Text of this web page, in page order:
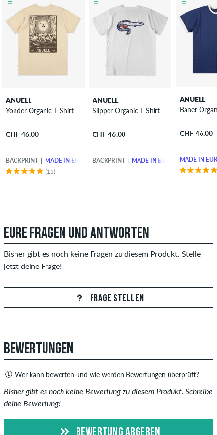
ANUELL
Yonder Organic T-Shirt
CHF 46.00
BACKPRINT
MADE IN EUROPE
(15)
ANUELL
Slipper Organic T-Shirt
CHF 46.00
BACKPRINT MADE IN EUROPE
ANUELL
Baner
CHF 46.00
MADE IN
EURE FRAGEN UND ANTWORTEN
Bisher gibt es noch keine Fragen zu diesem Produkt. Stelle
jetzt deine Frage!
FRAGE STELLEN
BEWERTUNGEN
Wer kann bewerten und wie werden Bewertungen überprüft?
Nur Personen mit einem skatedeluxe Kundenkonto können
Bewertungen abgeben. Diese werden erst nach unserer
positive als auch negative Bewertungen. Bewertungen mit
Bisher gibt es noch keine Bewertung zu diesem Produkt. Schreibe
deine Bewertung!
BEWERTUNG ABGEBEN